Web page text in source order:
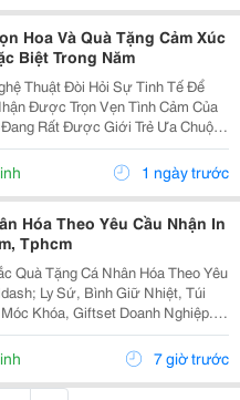
Hoa Và Quà Tặng Cảm Xúc
Biệt Trong Năm
Thuật Đòi Hỏi Sự Tinh Tế Để
Được Trọn Vẹn Tình Cảm Của
Rất Được Giới Trẻ Ưa Chuộng
Phẩm Kết Hợp Giữa Hoa Lụa
Kiện Công Nghệ Như Mã Qr Lời
1 ngày trước
Hóa Theo Yêu Cầu Nhận In
Tphcm
Quà Tặng Cá Nhân Hóa Theo Yêu
Ly Sứ, Bình Giữ Nhiệt, Túi
Khóa, Giftset Doanh Nghiệp. -
Phẩm, Không Bắt Số Lượng Tối
In Hình, In Logo Theo...
7 giờ trước